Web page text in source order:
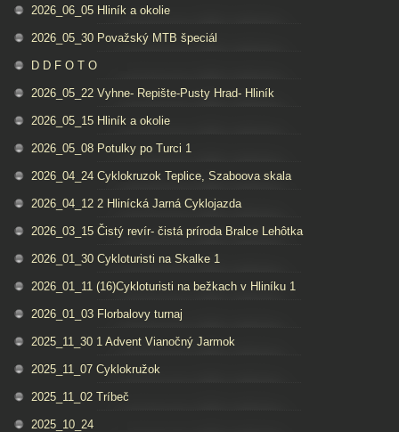
2026_06_05 Hliník a okolie
2026_05_30 Považský MTB špeciál
D D F O T O
2026_05_22 Vyhne- Repište-Pusty Hrad- Hliník
2026_05_15 Hliník a okolie
2026_05_08 Potulky po Turci 1
2026_04_24 Cyklokruzok Teplice, Szaboova skala
2026_04_12 2 Hlinícká Jarná Cyklojazda
2026_03_15 Čistý revír- čistá príroda Bralce Lehôtka
2026_01_30 Cykloturisti na Skalke 1
2026_01_11 (16)Cykloturisti na bežkach v Hliníku 1
2026_01_03 Florbalovy turnaj
2025_11_30 1 Advent Vianočný Jarmok
2025_11_07 Cyklokružok
2025_11_02 Tríbeč
2025_10_24